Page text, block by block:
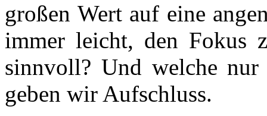
großen Wert auf eine
immer leicht, den Fokus
sinnvoll? Und welche
geben wir Aufschluss.